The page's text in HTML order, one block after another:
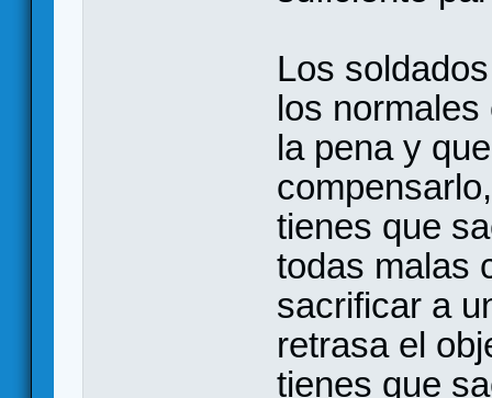
Los
los
la pena y
tienes que
todas malas
sacrificar a
retrasa el
tienes que